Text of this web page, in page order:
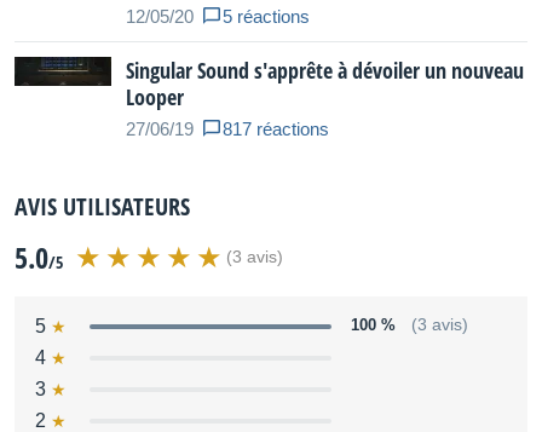
12/05/20 5 réactions
Singular Sound s'apprête à dévoiler un nouveau
Looper
27/06/19 817 réactions
AVIS UTILISATEURS
5.0/5 (3 avis)
5 100 % (3 avis)
4
3
2